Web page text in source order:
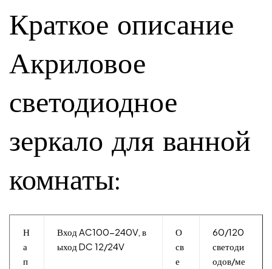
Краткое описание
Акриловое
светодиодное
зеркало для ванной
комнаты:
Н
а
п
Вход AC100-240V, в
ыход DC 12/24V
О
св
е
60/120
светоди
одов/ме